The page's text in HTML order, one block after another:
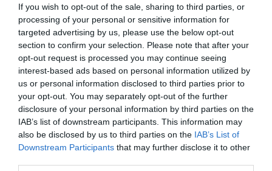
If you wish to opt-out of the sale, sharing to third parties, or
processing of your personal or sensitive information for
targeted advertising by us, please use the below opt-out
section to confirm your selection. Please note that after your
opt-out request is processed you may continue seeing
interest-based ads based on personal information utilized by
us or personal information disclosed to third parties prior to
your opt-out. You may separately opt-out of the further
disclosure of your personal information by third parties on the
IAB’s list of downstream participants. This information may
also be disclosed by us to third parties on the IAB’s List of
Downstream Participants that may further disclose it to other